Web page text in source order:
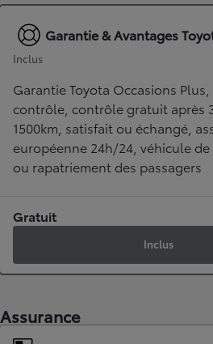
Garantie & Avantages
Inclus
Garantie Toyota Occasions
contrôle, contrôle gratuit après
1500km, satisfait ou échangé,
européenne 24h/24, véhicule
ou rapatriement des passagers
Gratuit
Inclus
Assurance